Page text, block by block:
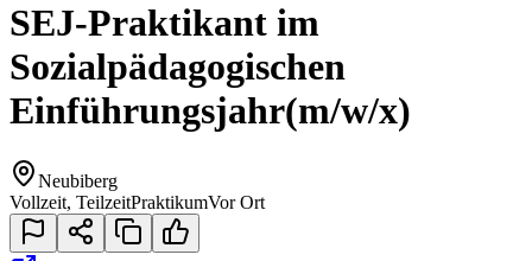
SEJ-Praktikant im
Sozialpädagogischen
Einführungsjahr(m/w/x)
Neubiberg
Vollzeit, TeilzeitPraktikumVor Ort